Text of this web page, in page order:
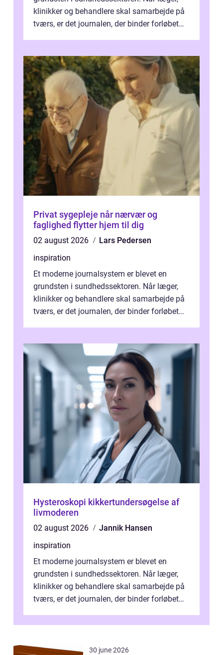
klinikker og behandlere skal samarbejde på
tværs, er det journalen, der binder forløbet
Privat sygepleje når nærvær og
faglighed flytter hjem til dig
02 august 2026
Lars Pedersen
inspiration
Et moderne journalsystem er blevet en
grundsten i sundhedssektoren. Når læger,
klinikker og behandlere skal samarbejde på
tværs, er det journalen, der binder forløbet
Hysteroskopi kikkertundersøgelse af
livmoderen
02 august 2026
Jannik Hansen
inspiration
Et moderne journalsystem er blevet en
grundsten i sundhedssektoren. Når læger,
klinikker og behandlere skal samarbejde på
tværs, er det journalen, der binder forløbet
30 june 2026